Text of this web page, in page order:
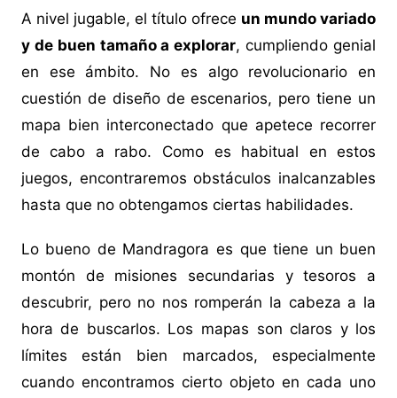
A nivel jugable, el título ofrece un mundo variado
y de buen tamaño a explorar, cumpliendo genial
en ese ámbito. No es algo revolucionario en
cuestión de diseño de escenarios, pero tiene un
mapa bien interconectado que apetece recorrer
de cabo a rabo. Como es habitual en estos
juegos, encontraremos obstáculos inalcanzables
hasta que no obtengamos ciertas habilidades.
Lo bueno de Mandragora es que tiene un buen
montón de misiones secundarias y tesoros a
descubrir, pero no nos romperán la cabeza a la
hora de buscarlos. Los mapas son claros y los
límites están bien marcados, especialmente
cuando encontramos cierto objeto en cada uno